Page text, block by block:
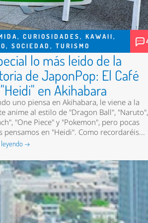
,CURIOSIDADES,KAWAII,
,SOCIEDAD,TURISMO
lo más leido de la
de JaponPop: El Café
en Akihabara
uno piensa en Akihabara, le viene a la
anime al estilo de "Dragon Ball", "Naruto",
"One Piece" y "Pokemon", pero pocas
pensamos en "Heidi". Como recordaréis...
leyendo →